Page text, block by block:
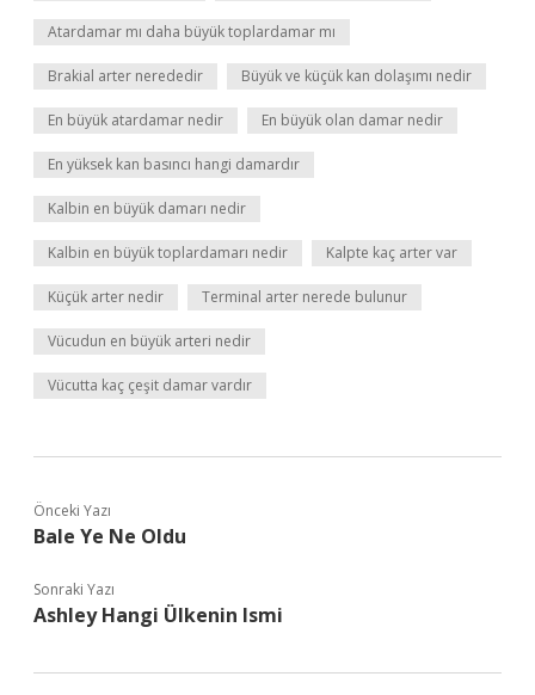
Atardamar mı daha büyük toplardamar mı
Brakial arter nerededir Büyük ve küçük kan dolaşımı nedir
En büyük atardamar nedir En büyük olan damar nedir
En yüksek kan basıncı hangi damardır
Kalbin en büyük damarı nedir
Kalbin en büyük toplardamarı nedir Kalpte kaç arter var
Küçük arter nedir Terminal arter nerede bulunur
Vücudun en büyük arteri nedir
Vücutta kaç çeşit damar vardır
Önceki Yazı
Bale Ye Ne Oldu
Sonraki Yazı
Ashley Hangi Ülkenin Ismi